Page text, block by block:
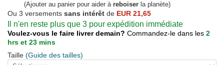
(Ajouter au panier pour aider à reboiser la planète)
Ou 3 versements sans intérêt de EUR 21,65
Il n'en reste plus que 3 pour expédition immédiate
Voulez-vous le faire livrer demain? Commandez-le dans les 2
hrs et 23 mins
Taille (Guide des tailles)